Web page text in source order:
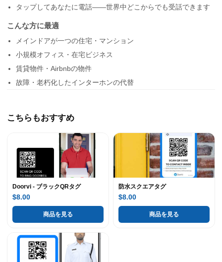
タップしてあなたに電話——世界中どこからでも受話できます
こんな方に最適
メインドアが一つの住宅・マンション
小規模オフィス・在宅ビジネス
賃貸物件・Airbnbの物件
故障・老朽化したインターホンの代替
こちらもおすすめ
Doorvi - ブラックQRタグ
$8.00
商品を見る
防水スクエアタグ
$8.00
商品を見る